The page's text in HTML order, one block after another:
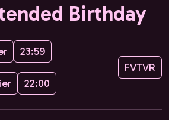
Birthday
23:59
22:00
FVTVR